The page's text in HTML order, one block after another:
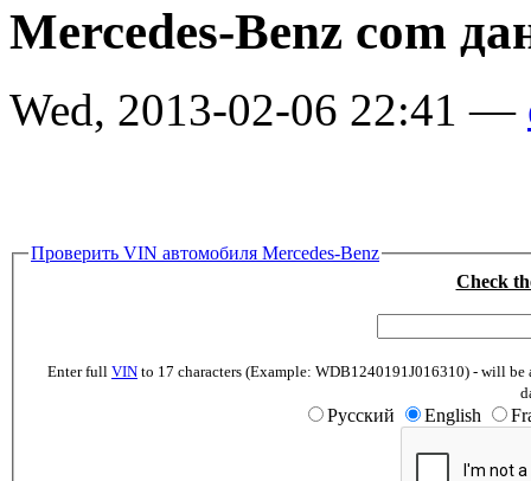
Mercedes-Benz com
Wed, 2013-02-06 22:41 —
Проверить VIN автомобиля Mercedes-Benz
Check
Enter full VIN to 17 characters (Example: WDB1240191J016310) - will
Русский English